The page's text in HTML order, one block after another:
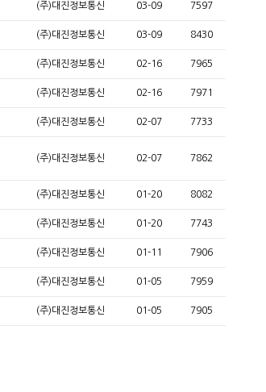
(주)대진정보통신 03-09 7597
(주)대진정보통신 03-09 8430
(주)대진정보통신 02-16 7965
(주)대진정보통신 02-16 7971
(주)대진정보통신 02-07 7733
(주)대진정보통신 02-07 7862
(주)대진정보통신 01-20 8082
(주)대진정보통신 01-20 7743
(주)대진정보통신 01-11 7906
(주)대진정보통신 01-05 7959
(주)대진정보통신 01-05 7905